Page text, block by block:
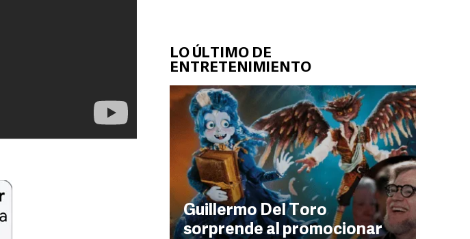
LO ÚLTIMO DE
ENTRETENIMIENTO
Guillermo Del Toro
sorprende al promocionar